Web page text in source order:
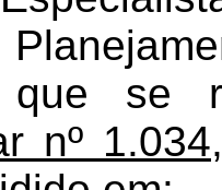
que
nº